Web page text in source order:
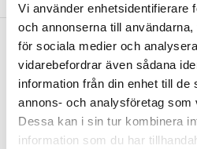
Vi använder enhetsidentifierare
och annonserna till
för sociala medier och
vidarebefordrar även sådana
information från din enhet till de
annons- och analysföretag som
Dessa kan i sin tur kombinera
information som du har